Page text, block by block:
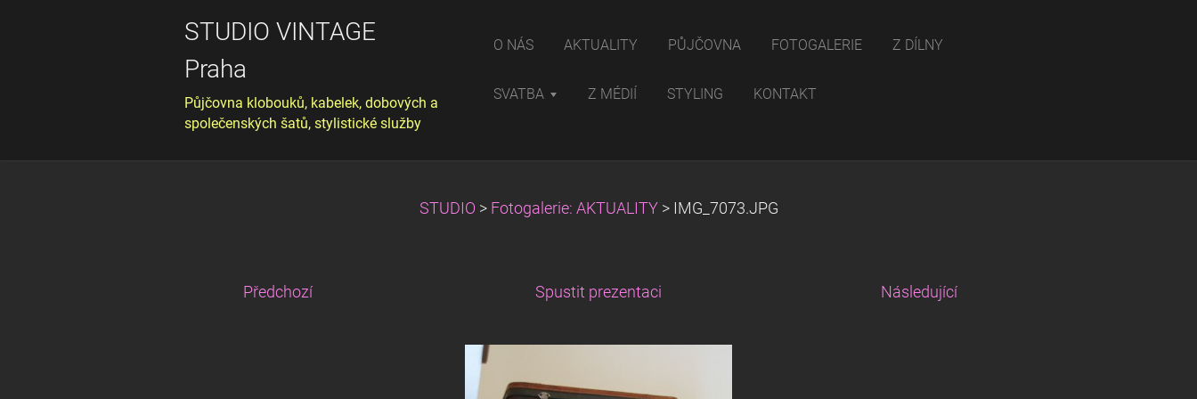
STUDIO VINTAGE
Praha
Půjčovna klobouků, kabelek, dobových a
společenských šatů, stylistické služby
O NÁS AKTUALITY PŮJČOVNA FOTOGALERIE Z DÍLNY
SVATBA Z MÉDIÍ STYLING KONTAKT
STUDIO > Fotogalerie: AKTUALITY > IMG_7073.JPG
Předchozí Spustit prezentaci Následující